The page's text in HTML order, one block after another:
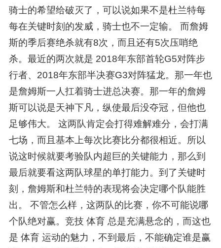
骑士的希望给破灭了，可以说如果不是杜兰特每
每在关键时刻的发威，骑士也不一定输。 而詹姆
斯的季后赛绝杀就有8次，而且还有5次压哨绝
杀。最近的两次就是 2018年东部首轮G5对阵步
行者、2018年东部半决赛G3对阵猛龙。那一年也
是詹姆斯一人扛着骑士进总决赛。那一年的詹姆
斯可以说是天神下凡，纵使最后没夺冠，但他也
足够伟大。 这两队肯定会打得难解难分，会打满
七场，而且基本上每次比赛比分都很相近。所以
说这时候就要考验队内超巨的关键能力，那么到
最后就要看这两队球星的单打能力。到了关键时
刻，詹姆斯和杜兰特的表现将会决定哪个队能胜
出。 不管怎么样，这两队的比赛，你不可能说哪
个队绝对赢。竞技 体育 总是充满悬念的，而这也
是 体育 运动的魅力，不到最后，不能确定谁是赢